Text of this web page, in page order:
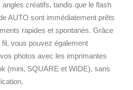
créatifs, tandis que le flash
AUTO sont immédiatement prêts
rapides et spontanés. Grâce
vous pouvez également
photos avec les imprimantes
(mini, SQUARE et WIDE), sans